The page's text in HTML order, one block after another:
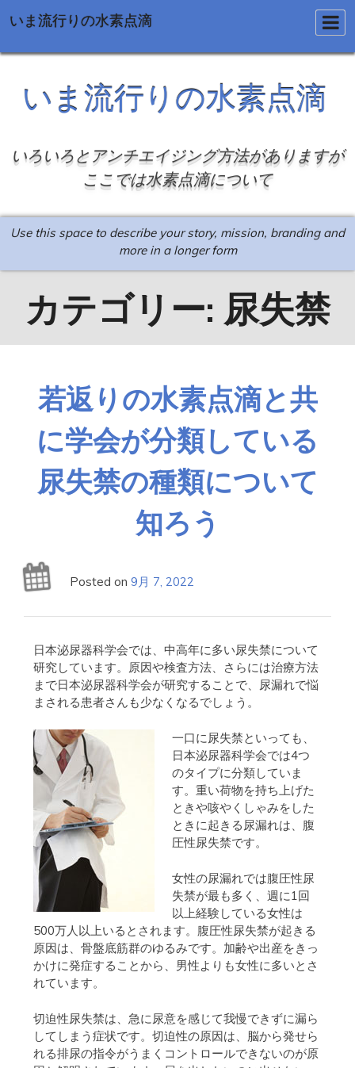
Skip
content
いま流行りの水素点滴
いま流行りの水素点滴
いろいろとアンチエイジング方法がありますが
ここでは水素点滴について
Use this space to describe your story, mission, branding and
more in a longer form
カテゴリー: 尿失禁
若返りの水素点滴と共
に学会が分類している
尿失禁の種類について
知ろう
Posted on 9月 7, 2022
日本泌尿器科学会では、中高年に多い尿失禁について
研究しています。原因や検査方法、さらには治療方法
まで日本泌尿器科学会が研究することで、尿漏れで悩
まされる患者さんも少なくなるでしょう。
一口に尿失禁といっても、
日本泌尿器科学会では4つ
のタイプに分類していま
す。重い荷物を持ち上げた
ときや咳やくしゃみをした
ときに起きる尿漏れは、腹
圧性尿失禁です。
女性の尿漏れでは腹圧性尿
失禁が最も多く、週に1回
以上経験している女性は
500万人以上いるとされます。腹圧性尿失禁が起きる
原因は、骨盤底筋群のゆるみです。加齢や出産をきっ
かけに発症することから、男性よりも女性に多いとさ
れています。
切迫性尿失禁は、急に尿意を感じて我慢できずに漏ら
してしまう症状です。切迫性の原因は、脳から発せら
れる排尿の指令がうまくコントロールできないのが原